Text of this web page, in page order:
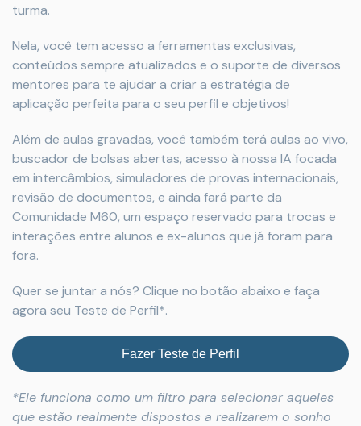
turma.
Nela, você tem acesso a ferramentas exclusivas,
conteúdos sempre atualizados e o suporte de diversos
mentores para te ajudar a criar a estratégia de
aplicação perfeita para o seu perfil e objetivos!
Além de aulas gravadas, você também terá aulas ao vivo,
buscador de bolsas abertas, acesso à nossa IA focada
em intercâmbios, simuladores de provas internacionais,
revisão de documentos, e ainda fará parte da
Comunidade M60, um espaço reservado para trocas e
interações entre alunos e ex-alunos que já foram para
fora.
Quer se juntar a nós? Clique no botão abaixo e faça
agora seu Teste de Perfil*.
Fazer Teste de Perfil
*Ele funciona como um filtro para selecionar aqueles
que estão realmente dispostos a realizarem o sonho